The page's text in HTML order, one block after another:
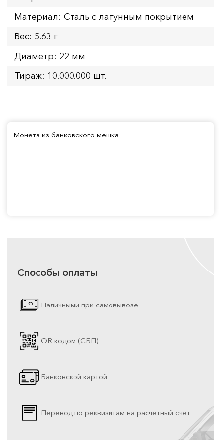
Материал: Сталь с латунным покрытием
Вес: 5.63 г
Диаметр: 22 мм
Тираж: 10.000.000 шт.
Монета из банковского мешка
Способы оплаты
Наличными при самовывозе
QR кодом (СБП)
Банковской картой
Перевод по реквизитам на расчетный счет